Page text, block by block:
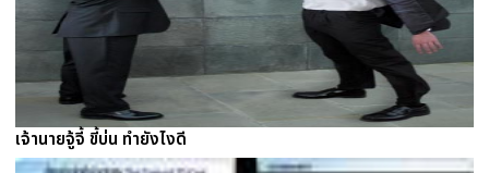
เจ้านายจู้จี้ ขี้บ่น ทำยังไงดี